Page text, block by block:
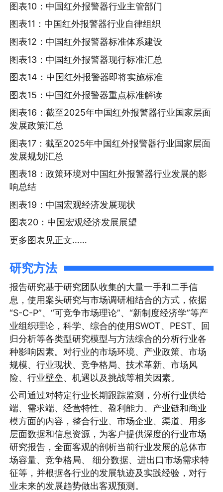
图表10：中国红外报警器行业主管部门
图表11：中国红外报警器行业自律组织
图表12：中国红外报警器标准体系建设
图表13：中国红外报警器现行标准汇总
图表14：中国红外报警器即将实施标准
图表15：中国红外报警器重点标准解读
图表16：截至2025年中国红外报警器行业国家层面
发展政策汇总
图表17：截至2025年中国红外报警器行业国家层面
发展规划汇总
图表18：政策环境对中国红外报警器行业发展的影
响总结
图表19：中国宏观经济发展现状
图表20：中国宏观经济发展展望
更多图表见正文……
研究方法
报告研究基于研究团队收集的大量一手和二手信
息，使用案头研究与市场调研相结合的方式，依据
“S-C-P”、“可竞争市场理论”、“新制度经济学”等产
业组织理论，科学、综合的使用SWOT、PEST、回
归分析等各类型研究模型与方法综合的分析行业各
种影响因素。对行业的市场环境、产业政策、市场
规模、行业现状、竞争格局、技术革新、市场风
险、行业壁垒、机遇以及挑战等相关因素。
公司通过对特定行业长期跟踪监测，分析行业供给
端、需求端、经营特性、盈利能力、产业链和商业
模方面的内容，整合行业、市场企业、渠道、用多
层面数据和信息资源，为客户提供深度的行业市场
研究报告，全面客观的剖析当前行业发展的总体市
场容量、竞争格局、 细分数据、进出口市场需求特
征等，并根据各行业的发展轨迹及实践经验，对行
业未来的发展趋势做出客观预测。